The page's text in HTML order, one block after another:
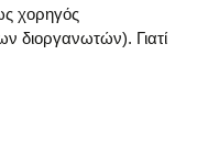
χορηγός
διοργανωτών). Γιατί